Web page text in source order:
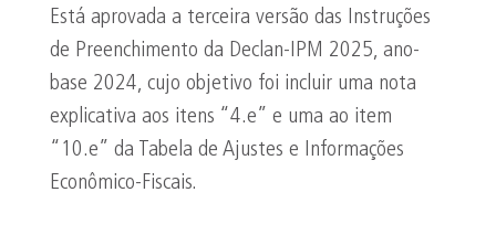
Está aprovada a terceira versão das Instruções
de Preenchimento da Declan-IPM 2025, ano-
base 2024, cujo objetivo foi incluir uma nota
explicativa aos itens “4.e” e uma ao item
“10.e” da Tabela de Ajustes e Informações
Econômico-Fiscais.